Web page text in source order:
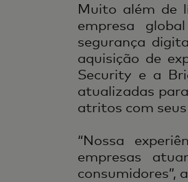
Muito além de
empresa
segurança
aquisição de
Security e a
atualizadas
atritos com
“Nossa
empresas
consumidores”,